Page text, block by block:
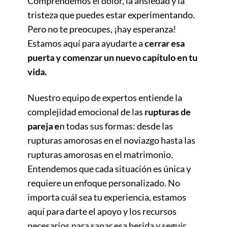
tristeza que puedes estar experimentando.
Pero no te preocupes, ¡hay esperanza!
Estamos aquí para ayudarte acerrar esa
puerta y comenzar un nuevo capítulo en tu
vida.
Nuestro equipo de expertos entiende la
complejidad emocional de las rupturas de
pareja en todas sus formas: desde las
rupturas amorosas en el noviazgo hasta las
rupturas amorosas en el matrimonio.
Entendemos que cada situación es única y
requiere un enfoque personalizado. No
importa cuál sea tu experiencia, estamos
aquí para darte el apoyo y los recursos